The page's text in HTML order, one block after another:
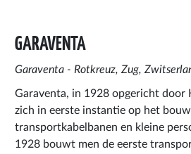
GARAVENTA
Garaventa - Rotkreuz, Zug,
Garaventa, in 1928 opgericht door
zich in eerste instantie op het
transportkabelbanen en kleine
1928 bouwt men de eerste